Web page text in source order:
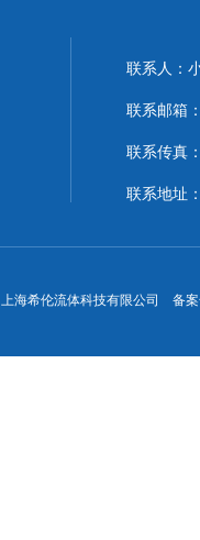
联系人：
联系邮箱
联系传真
联系地址
海希伦流体科技有限公司 备